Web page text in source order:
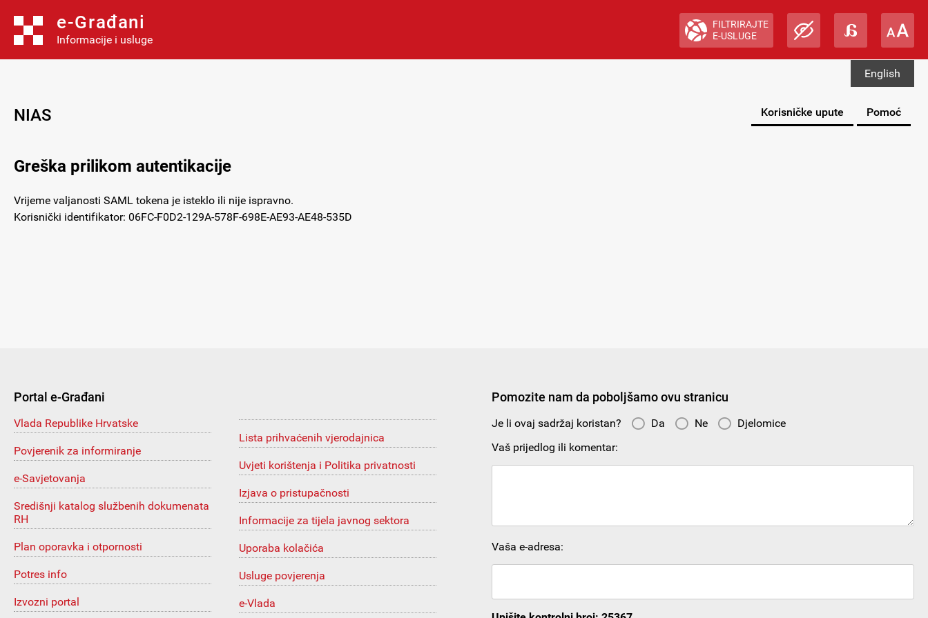
e-Građani
Informacije i usluge
FILTRIRAJTE
E-USLUGE
English
NIAS Korisničke upute Pomoć
Greška prilikom autentikacije
Vrijeme valjanosti SAML tokena je isteklo ili nije ispravno.
Korisnički identifikator: 06FC-F0D2-129A-578F-698E-AE93-AE48-535D
Portal e-Građani
Vlada Republike Hrvatske
Povjerenik za informiranje
e-Savjetovanja
Središnji katalog službenih dokumenata
RH
Plan oporavka i otpornosti
Potres info
Izvozni portal
Lista prihvaćenih vjerodajnica
Uvjeti korištenja i Politika privatnosti
Izjava o pristupačnosti
Informacije za tijela javnog sektora
Uporaba kolačića
Usluge povjerenja
e-Vlada
Pomozite nam da poboljšamo ovu stranicu
Je li ovaj sadržaj koristan? Da Ne
Djelomice
Vaš prijedlog ili komentar:
Vaša e-adresa: